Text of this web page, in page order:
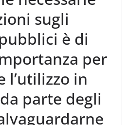
sugli
è di
per
l’utilizzo in
parte degli